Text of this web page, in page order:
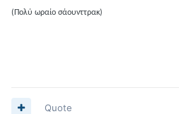
(Πολύ ωραίο σάουνττρακ)
Quote